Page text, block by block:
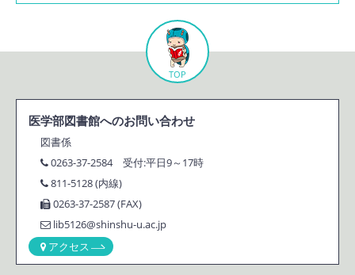
医学部図書館へのお問い合わせ
図書係
0263-37-2584 受付:平日9～17時
811-5128 (内線)
0263-37-2587 (FAX)
lib5126@shinshu-u.ac.jp
アクセス
TOP